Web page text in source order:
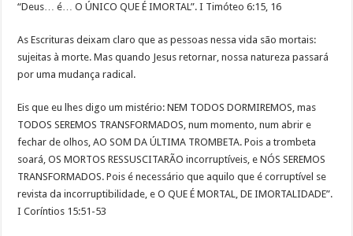
“Deus… é… O ÚNICO QUE É IMORTAL”. I Timóteo 6:15, 16
As Escrituras deixam claro que as pessoas nessa vida são mortais:
sujeitas à morte. Mas quando Jesus retornar, nossa natureza passará
por uma mudança radical.
Eis que eu lhes digo um mistério: NEM TODOS DORMIREMOS, mas
TODOS SEREMOS TRANSFORMADOS, num momento, num abrir e
fechar de olhos, AO SOM DA ÚLTIMA TROMBETA. Pois a trombeta
soará, OS MORTOS RESSUSCITARÃO incorruptíveis, e NÓS SEREMOS
TRANSFORMADOS. Pois é necessário que aquilo que é corruptível se
revista da incorruptibilidade, e O QUE É MORTAL, DE IMORTALIDADE”.
I Coríntios 15:51-53